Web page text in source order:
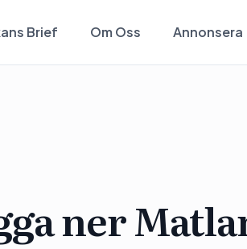
Brief Om Oss Annonsera
ner